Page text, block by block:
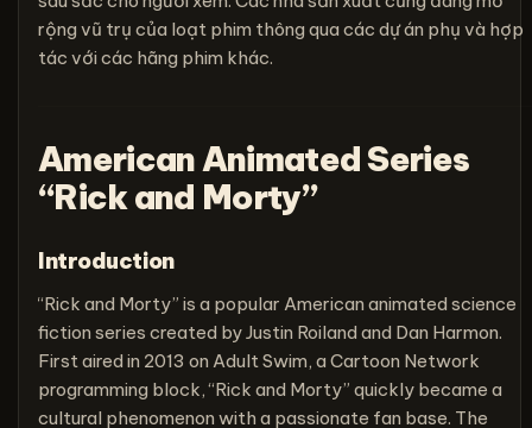
rộng vũ trụ của loạt phim thông qua các dự án phụ và hợp
tác với các hãng phim khác.
American Animated Series
“Rick and Morty”
Introduction
“Rick and Morty” is a popular American animated science
fiction series created by Justin Roiland and Dan Harmon.
First aired in 2013 on Adult Swim, a Cartoon Network
programming block, “Rick and Morty” quickly became a
cultural phenomenon with a passionate fan base. The